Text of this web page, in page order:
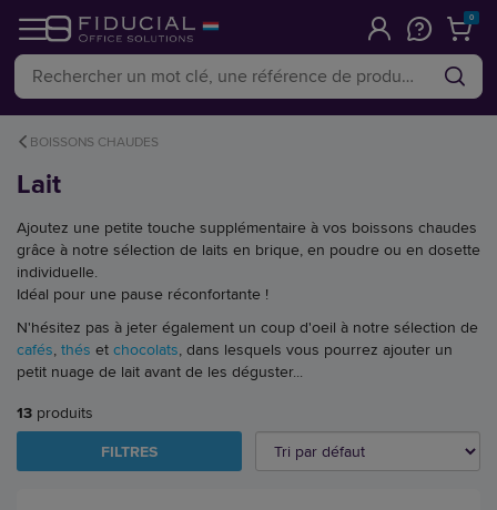
0
BOISSONS CHAUDES
Lait
Ajoutez une petite touche supplémentaire à vos boissons chaudes
grâce à notre sélection de laits en brique, en poudre ou en dosette
individuelle.
Idéal pour une pause réconfortante !
N'hésitez pas à jeter également un coup d'oeil à notre sélection de
cafés, thés et chocolats, dans lesquels vous pourrez ajouter un
petit nuage de lait avant de les déguster...
13 produits
FILTRES